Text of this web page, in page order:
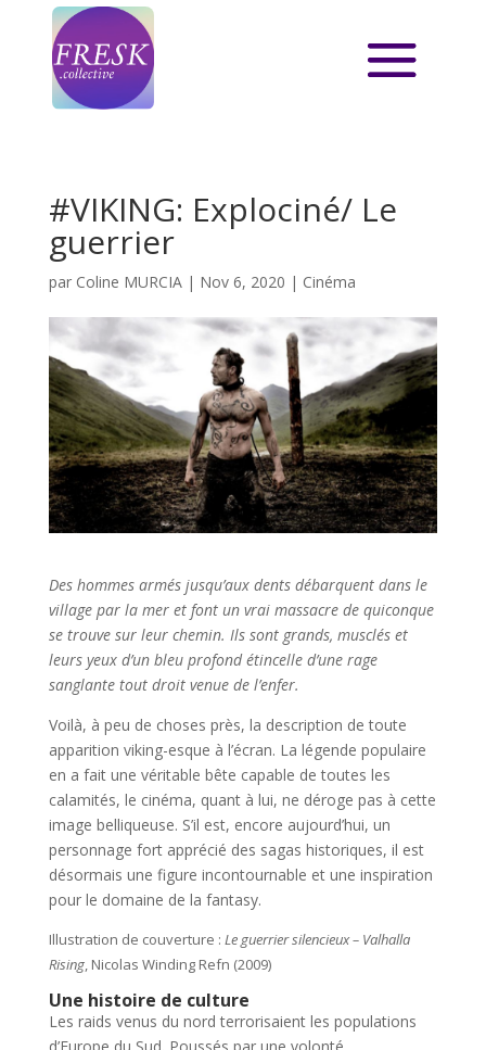
#VIKING: Explociné/ Le
guerrier
par Coline MURCIA| Nov 6, 2020 | Cinéma
Des hommes armés jusqu’aux dents débarquent dans le
village par la mer et font un vrai massacre de quiconque
se trouve sur leur chemin. Ils sont grands, musclés et
leurs yeux d’un bleu profond étincelle d’une rage
sanglante tout droit venue de l’enfer.
Voilà, à peu de choses près, la description de toute
apparition viking-esque à l’écran. La légende populaire
en a fait une véritable bête capable de toutes les
calamités, le cinéma, quant à lui, ne déroge pas à cette
image belliqueuse. S’il est, encore aujourd’hui, un
personnage fort apprécié des sagas historiques, il est
désormais une figure incontournable et une inspiration
pour le domaine de la fantasy.
Illustration de couverture : Le guerrier silencieux – Valhalla
Rising, Nicolas Winding Refn (2009)
Une histoire de culture
Les raids venus du nord terrorisaient les populations